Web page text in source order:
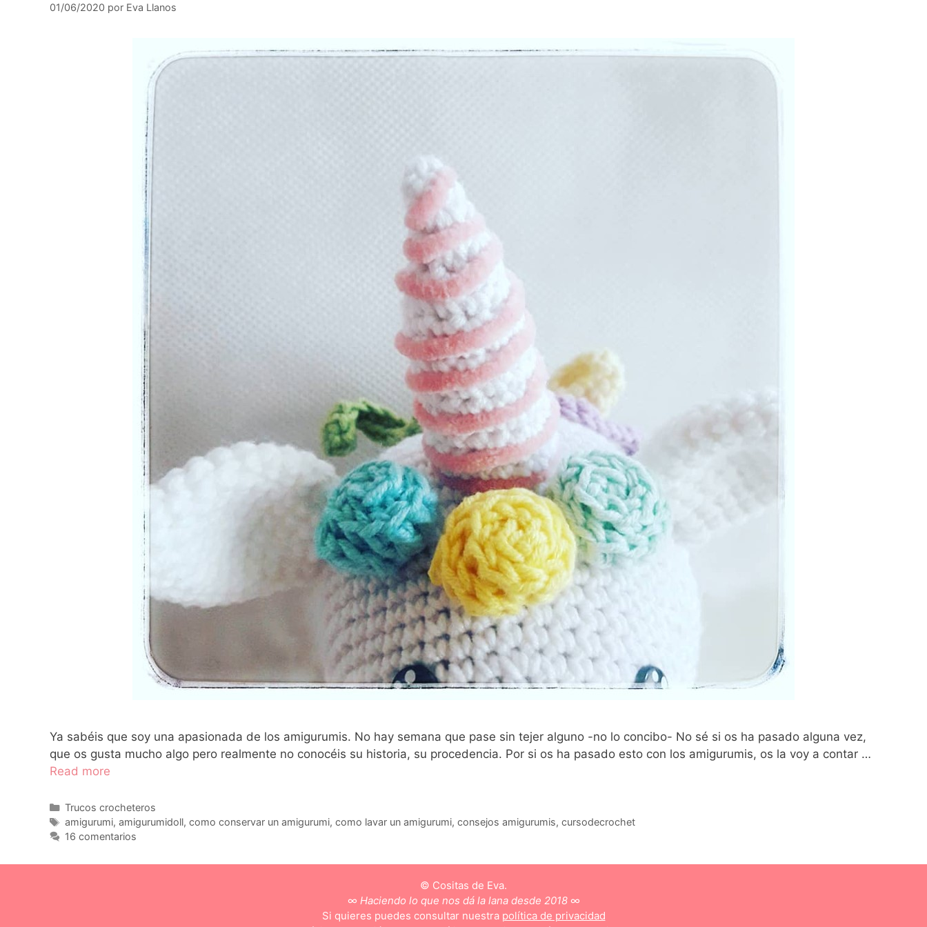
01/06/2020 por Eva Llanos
Ya sabéis que soy una apasionada de los amigurumis. No hay semana que pase sin tejer alguno -no lo concibo- No sé si os ha pasado alguna vez,
que os gusta mucho algo pero realmente no conocéis su historia, su procedencia. Por si os ha pasado esto con los amigurumis, os la voy a contar …
Read more
Trucos crocheteros
amigurumi, amigurumidoll, como conservar un amigurumi, como lavar un amigurumi, consejos amigurumis, cursodecrochet
16 comentarios
© Cositas de Eva.
∞ Haciendo lo que nos dá la lana desde 2018∞
Si quieres puedes consultar nuestra política de privacidad